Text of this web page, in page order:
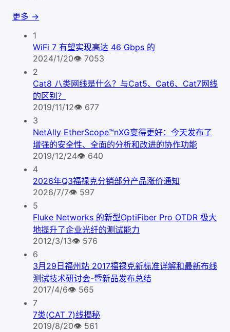
更多 →
1
WiFi 7 有望实现高达 46 Gbps 的
2024/1/20👁 7053
2
Cat8 八类网线是什么？与Cat5、Cat6、Cat7网线
的区别？
2019/11/12👁 677
3
NetAlly EtherScope™nXG变得更好：今天发布了
增强的安全性、全面的分析和改进的协作功能
2019/12/24👁 640
4
2026年Q3福禄克分销部分产品涨价通知
2026/7/7👁 597
5
Fluke Networks 的新型OptiFiber Pro OTDR 极大
地提升了企业光纤的测试能力
2012/3/13👁 576
6
3月29日福州站 2017福禄克新标准详解和最新布线
测试技术研讨会-暨新品发布总结
2017/4/6👁 565
7
7类(CAT 7)线揭秘
2019/8/20👁 561